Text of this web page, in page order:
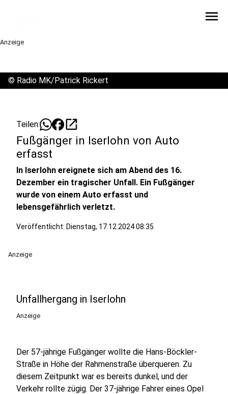
menu
Anzeige
© Radio MK/Patrick Rickert
Teilen: open_in_new
Fußgänger in Iserlohn von Auto
erfasst
In Iserlohn ereignete sich am Abend des 16.
Dezember ein tragischer Unfall. Ein Fußgänger
wurde von einem Auto erfasst und
lebensgefährlich verletzt.
Veröffentlicht: Dienstag, 17.12.2024 08:35
Anzeige
Unfallhergang in Iserlohn
Anzeige
Der 57-jährige Fußgänger wollte die Hans-Böckler-
Straße in Höhe der Rahmenstraße überqueren. Zu
diesem Zeitpunkt war es bereits dunkel, und der
Verkehr rollte zügig. Der 37-jährige Fahrer eines Opel